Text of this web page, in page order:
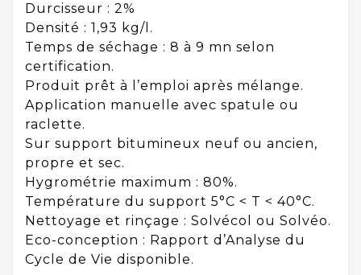
Durcisseur : 2%
Densité : 1,93 kg/l.
Temps de séchage : 8 à 9 mn selon
certification.
Produit prêt à l’emploi après mélange.
Application manuelle avec spatule ou
raclette.
Sur support bitumineux neuf ou ancien,
propre et sec.
Hygrométrie maximum : 80%.
Température du support 5°C < T < 40°C.
Nettoyage et rinçage : Solvécol ou Solvéo.
Eco-conception : Rapport d’Analyse du
Cycle de Vie disponible.